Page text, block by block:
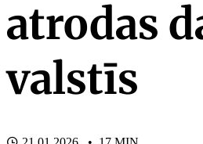
atrodas
valstīs